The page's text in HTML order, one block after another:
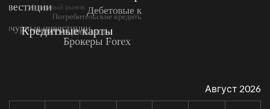
Август 2026